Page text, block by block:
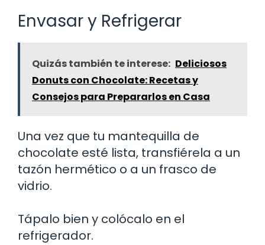
Envasar y Refrigerar
Quizás también te interese: Deliciosos
Donuts con Chocolate: Recetas y
Consejos para Prepararlos en Casa
Una vez que tu mantequilla de
chocolate esté lista, transfiérela a un
tazón hermético o a un frasco de
vidrio.
Tápalo bien y colócalo en el
refrigerador.